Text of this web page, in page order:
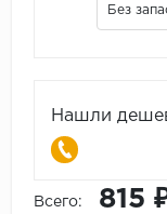
Без
Нашли
Всего: 815